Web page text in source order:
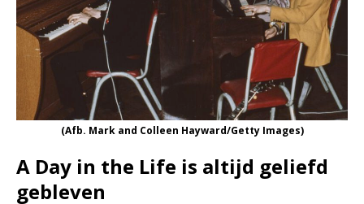
(Afb. Mark and Colleen Hayward/Getty Images)
A Day in the Life is altijd geliefd
gebleven